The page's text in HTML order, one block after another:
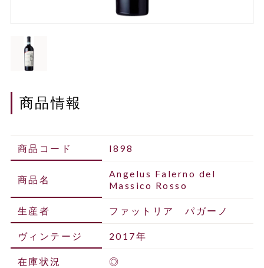
商品情報
商品コード I898
商品名
Angelus Falerno del
Massico Rosso
生産者 ファットリア パガーノ
ヴィンテージ 2017年
在庫状況 ◎